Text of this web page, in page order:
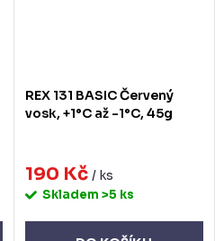
REX 131 BASIC Červený
vosk, +1°C až -1°C, 45g
190 Kč / ks
Skladem >5 ks